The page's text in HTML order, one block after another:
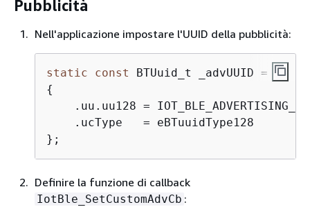
Pubblicità
Nell'applicazione impostare l'UUID della pubblicità:
static const
{
.uu.uu128 =
    .ucType   = eBTuuidType128
};
Definire la funzione di callback
IotBle_SetCustomAdvCb :